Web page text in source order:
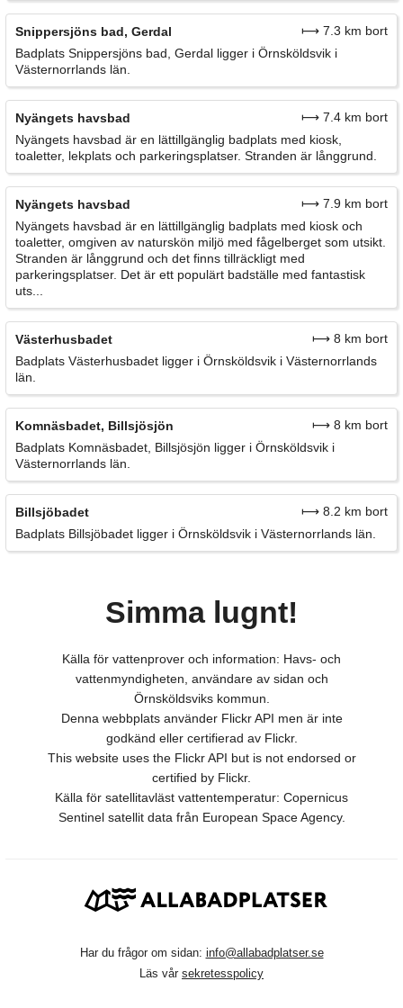
Snippersjöns bad, Gerdal
⟼ 7.3 km bort
Badplats Snippersjöns bad, Gerdal ligger i Örnsköldsvik i
Västernorrlands län.
Nyängets havsbad
⟼ 7.4 km bort
Nyängets havsbad är en lättillgänglig badplats med kiosk,
toaletter, lekplats och parkeringsplatser. Stranden är långgrund.
Nyängets havsbad
⟼ 7.9 km bort
Nyängets havsbad är en lättillgänglig badplats med kiosk och
toaletter, omgiven av naturskön miljö med fågelberget som utsikt.
Stranden är långgrund och det finns tillräckligt med
parkeringsplatser. Det är ett populärt badställe med fantastisk
uts...
Västerhusbadet
⟼ 8 km bort
Badplats Västerhusbadet ligger i Örnsköldsvik i Västernorrlands
län.
Komnäsbadet, Billsjösjön
⟼ 8 km bort
Badplats Komnäsbadet, Billsjösjön ligger i Örnsköldsvik i
Västernorrlands län.
Billsjöbadet
⟼ 8.2 km bort
Badplats Billsjöbadet ligger i Örnsköldsvik i Västernorrlands län.
Simma lugnt!
Källa för vattenprover och information: Havs- och
vattenmyndigheten, användare av sidan och
Örnsköldsviks kommun.
Denna webbplats använder Flickr API men är inte
godkänd eller certifierad av Flickr.
This website uses the Flickr API but is not endorsed or
certified by Flickr.
Källa för satellitavläst vattentemperatur: Copernicus
Sentinel satellit data från European Space Agency.
Har du frågor om sidan: info@allabadplatser.se
Läs vår sekretesspolicy